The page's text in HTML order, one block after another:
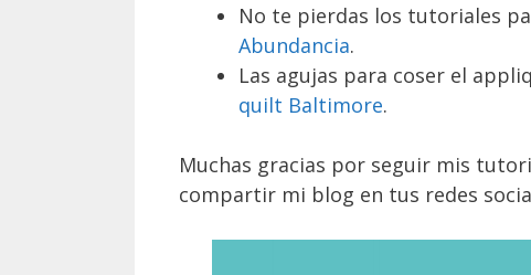
No te pierdas los tutoriales
Abundancia.
Las agujas para coser el
quilt Baltimore.
Muchas gracias por seguir mis
compartir mi blog en tus redes